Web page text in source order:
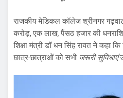
राजकीय मेडिकल कॉलेज श्रीनगर
करोड़, एक लाख, पैंसठ हजार की
शिक्षा मंत्री डॉ धन सिंह रावत ने कहा
छात्र-छात्राओं को सभी जरूरी सुविधाएं